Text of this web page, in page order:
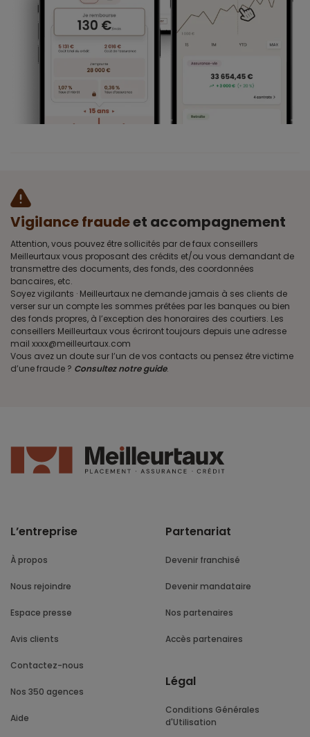
Vigilance fraudeet accompagnement
Attention, vous pouvez être sollicités par de faux conseillers
Meilleurtaux vous proposant des crédits et/ou vous demandant de
transmettre des documents, des fonds, des coordonnées
bancaires, etc.
Soyez vigilants · Meilleurtaux ne demande jamais à ses clients de
verser sur un compte les sommes prêtées par les banques ou bien
des fonds propres, à l’exception des honoraires des courtiers. Les
conseillers Meilleurtaux vous écriront toujours depuis une adresse
mail xxxx@meilleurtaux.com
Vous avez un doute sur l’un de vos contacts ou pensez être victime
d’une fraude ? Consultez notre guide.
L’entreprise
À propos
Nous rejoindre
Espace presse
Avis clients
Contactez-nous
Nos 350 agences
Aide
Partenariat
Devenir franchisé
Devenir mandataire
Nos partenaires
Accès partenaires
Légal
Conditions Générales
d'Utilisation